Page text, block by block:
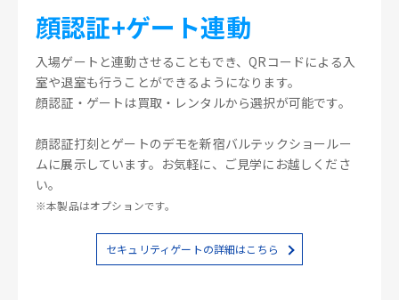
顔認証+ゲート連動
入場ゲートと連動させることもでき、QRコードによる入
室や退室も行うことができるようになります。
顔認証・ゲートは買取・レンタルから選択が可能です。
顔認証打刻とゲートのデモを新宿バルテックショールー
ムに展示しています。お気軽に、ご見学にお越しくださ
い。
※本製品はオプションです。
セキュリティゲートの詳細はこちら